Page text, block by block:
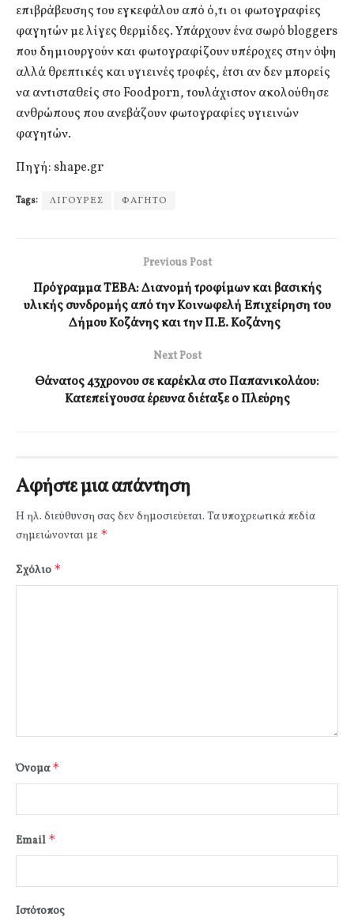
επιβράβευσης του εγκεφάλου από ό,τι οι φωτογραφίες
φαγητών με λίγες θερμίδες. Υπάρχουν ένα σωρό bloggers
που δημιουργούν και φωτογραφίζουν υπέροχες στην όψη
αλλά θρεπτικές και υγιεινές τροφές, έτσι αν δεν μπορείς
να αντισταθείς στο Foodporn, τουλάχιστον ακολούθησε
ανθρώπους που ανεβάζουν φωτογραφίες υγιεινών
φαγητών.
Πηγή: shape.gr
Tags: ΛΙΓΟΥΡΕΣ ΦΑΓΗΤΟ
Previous Post
Πρόγραμμα ΤΕΒΑ: Διανομή τροφίμων και βασικής
υλικής συνδρομής από την Κοινωφελή Επιχείρηση του
Δήμου Κοζάνης και την Π.Ε. Κοζάνης
Next Post
Θάνατος 43χρονου σε καρέκλα στο Παπανικολάου:
Κατεπείγουσα έρευνα διέταξε ο Πλεύρης
Αφήστε μια απάντηση
Η ηλ. διεύθυνση σας δεν δημοσιεύεται. Τα υποχρεωτικά πεδία
σημειώνονται με *
Σχόλιο *
Όνομα*
Email *
Ιστότοπος